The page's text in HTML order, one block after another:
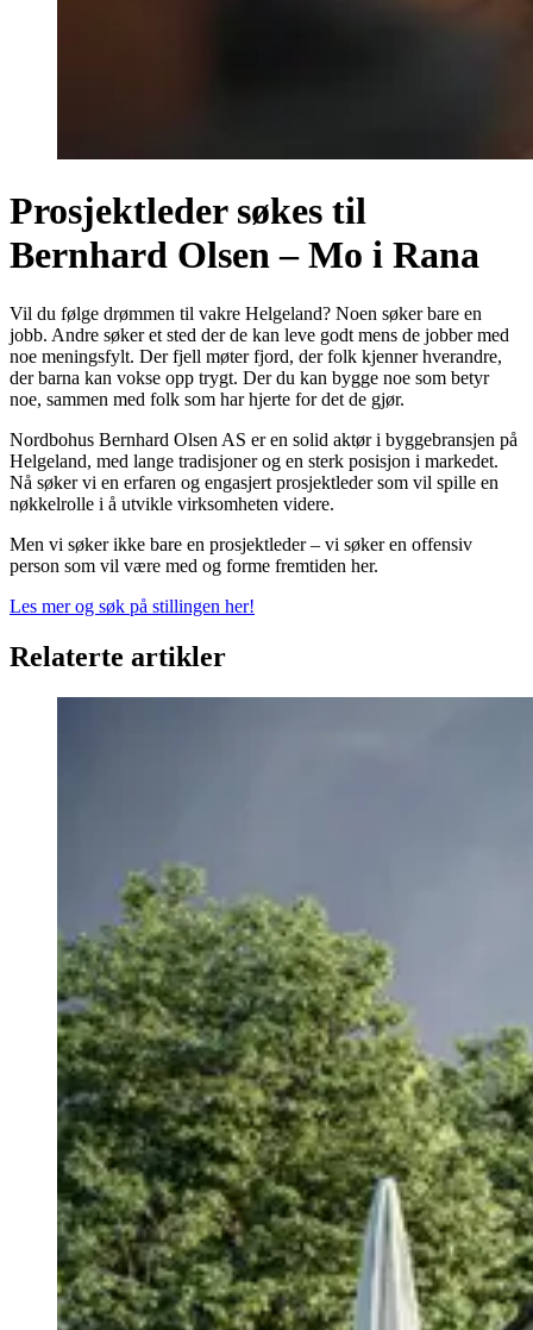
Prosjektleder søkes til
Bernhard Olsen – Mo i Rana
Vil du følge drømmen til vakre Helgeland? Noen søker bare en
jobb. Andre søker et sted der de kan leve godt mens de jobber med
noe meningsfylt. Der fjell møter fjord, der folk kjenner hverandre,
der barna kan vokse opp trygt. Der du kan bygge noe som betyr
noe, sammen med folk som har hjerte for det de gjør.
Nordbohus Bernhard Olsen AS er en solid aktør i byggebransjen på
Helgeland, med lange tradisjoner og en sterk posisjon i markedet.
Nå søker vi en erfaren og engasjert prosjektleder som vil spille en
nøkkelrolle i å utvikle virksomheten videre.
Men vi søker ikke bare en prosjektleder – vi søker en offensiv
person som vil være med og forme fremtiden her.
Les mer og søk på stillingen her!
Relaterte artikler